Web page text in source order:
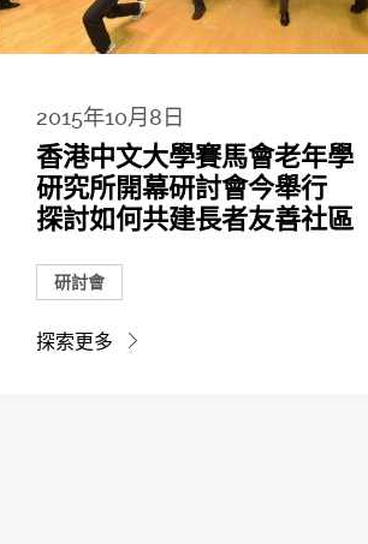
2015年10月8日
香港中文大學賽馬會老年學
研究所開幕研討會今舉行
探討如何共建長者友善社區
研討會
探索更多